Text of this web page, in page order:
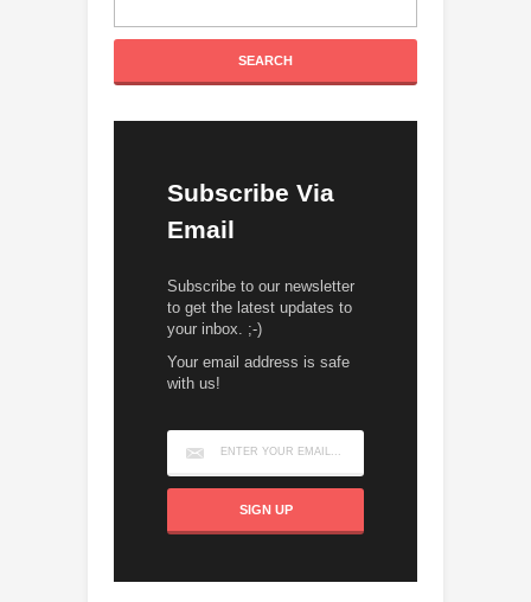
Subscribe Via
Email
Subscribe to our newsletter
to get the latest updates to
your inbox. ;-)
Your email address is safe
with us!